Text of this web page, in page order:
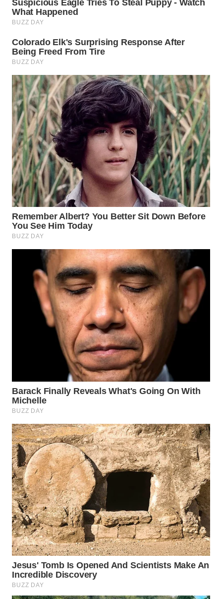
WN
SEMARANG
WN
SOLO
WN
BOROBUDUR
WN
MADURA
WN
SURABAYA
WN
NATUNA
WN
WN
MANDALIKA
WN
LIKUPANG
WN
BORNEO
Media
Group
WAHANA
NEWS
WAHANA
TANI
WAHANA
ADVOKAT
WAHANA
INFRASTRUKTUR